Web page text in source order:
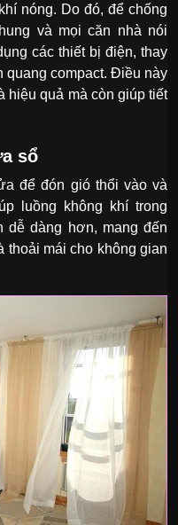
nóng. Do đó, để chống
và mọi căn nhà nói
các thiết bị điện, thay
quang compact. Điều này
hiệu quả mà còn giúp tiết
sổ
để đón gió thổi vào và
luồng không khí trong
dễ dàng hơn, mang đến
thoải mái cho không gian